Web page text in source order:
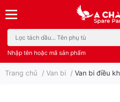
Nhập tên hoặc mã sản phẩm
Trang chủ / Van bi / Van bi điều